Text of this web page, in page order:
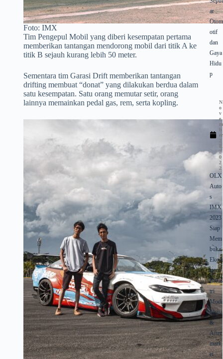
Foto: IMX
Tim Pengepul Mobil yang diberi kesempatan pertama
memberikan tantangan mendorong mobil dari titik A ke
titik B sejauh kurang lebih 50 meter.
Sementara tim Garasi Drift memberikan tantangan
drifting membuat “donat” yang dilakukan berdua dalam
satu kesempatan. Satu orang memutar setir, orang
lainnya memainkan pedal gas, rem, serta kopling.
ar
Otom
otif
dan
Gaya
Hidu
p
N
o
v
e
m
b
er
2
8,
2
0
2
2
OLX
Auto
s
IMX
2023
Siap
Mem
buka
Ekosi
stem
Indus
tri
Modi
fikasi
&
After
mark
et